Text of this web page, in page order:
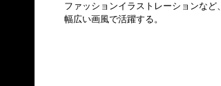
ファッションイラストレーションなど、
幅広い画風で活躍する。